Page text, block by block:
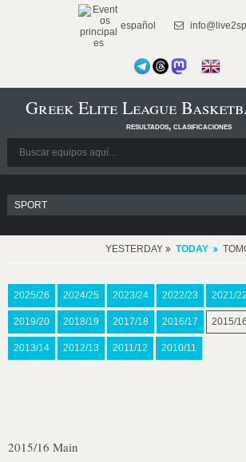
español
Greek Elite League
resultados, clasificaciones
YESTERDAY TODAY
2025/26 2024/25 2023/24 2022/23 2021/22
2019/20 2018/19 2017/18 2016/17 2015/16
2013/14 2012/13 2011/12 2010/11
2015/16 Main